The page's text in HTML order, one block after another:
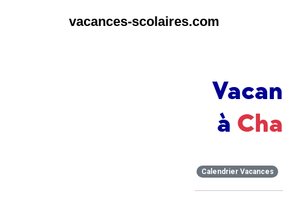
vacances-scolaires.com
à
Calendrier Vacances